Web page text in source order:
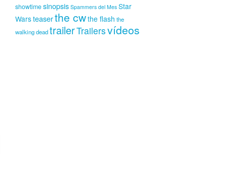
showtimesinopsis Spammers del Mes Star
Warsteaserthe cwthe flash the
walking deadtrailerTrailersvídeos